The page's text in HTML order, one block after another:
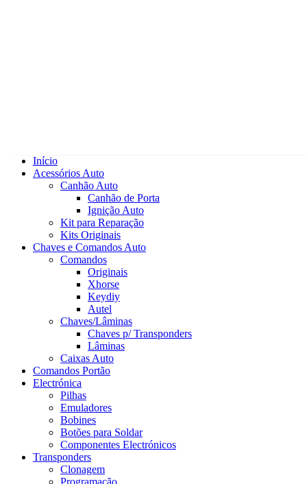
Início
Acessórios Auto
Canhão Auto
Canhão de Porta
Ignição Auto
Kit para Reparação
Kits Originais
Chaves e Comandos Auto
Comandos
Originais
Xhorse
Keydiy
Autel
Chaves/Lâminas
Chaves p/ Transponders
Lâminas
Caixas Auto
Comandos Portão
Electrónica
Pilhas
Emuladores
Bobines
Botões para Soldar
Componentes Electrónicos
Transponders
Clonagem
Programação